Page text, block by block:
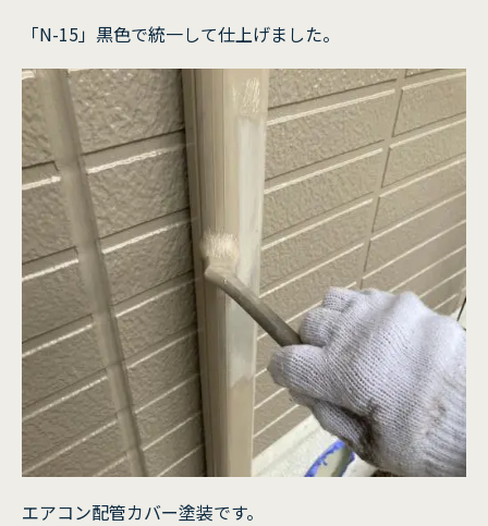
「N-15」黒色で統一して仕上げました。
エアコン配管カバー塗装です。